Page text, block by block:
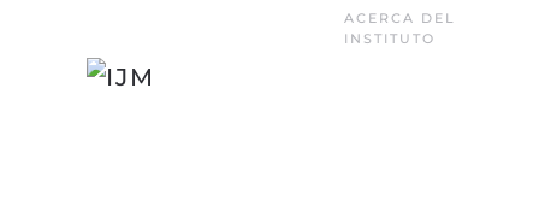
ACERCA DEL
INSTITUTO